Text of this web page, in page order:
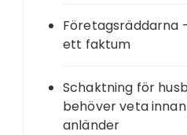
Företagsräddarna
ett faktum
Schaktning för
behöver veta
anländer